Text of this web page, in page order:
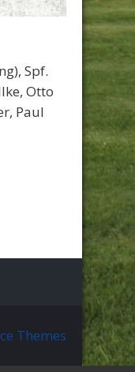
Spf.
Otto
Paul
Themes